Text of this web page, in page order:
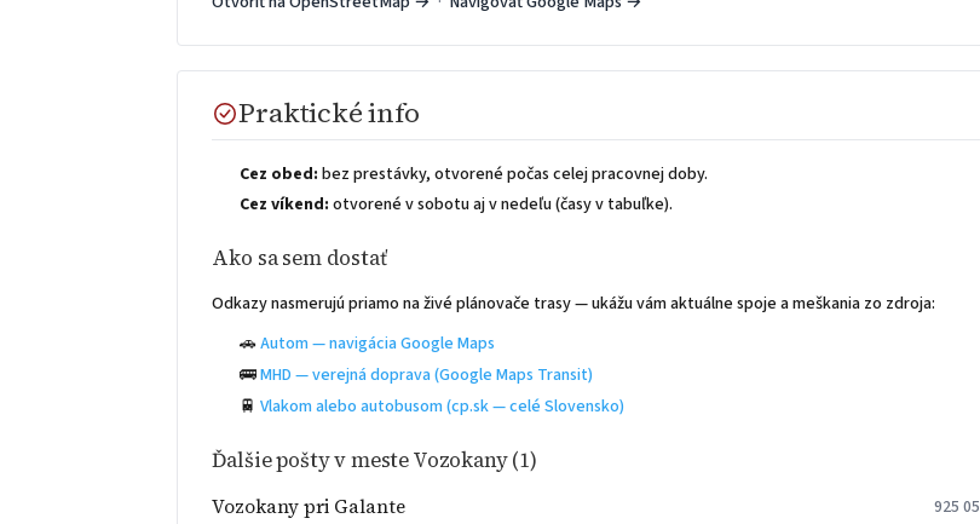
Praktické info
Cez obed: bez prestávky, otvorené počas celej pracovnej doby.
Cez víkend: otvorené v sobotu aj v nedeľu (časy v tabuľke).
Ako sa sem dostať
Odkazy nasmerujú priamo na živé plánovače trasy — ukážu vám aktuálne spoje a meškania zo zdroja:
🚗Autom — navigácia Google Maps
🚌MHD — verejná doprava (Google Maps Transit)
🚆 Vlakom alebo autobusom (cp.sk — celé Slovensko)
Ďalšie pošty v meste Vozokany (1)
Vozokany pri Galante 925 05